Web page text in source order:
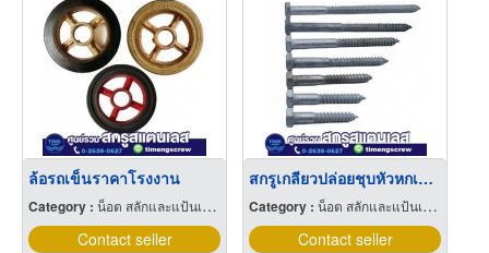
ล้อรถเข็นราคาโรงงาน
Category : น็อต สลักและแป้นเกลียว
Contact seller
สกรูเกลียวปล่อยชุบหัวหกเหลี่ยม
Category :น็อต สลักและแป้นเกลียว
Contact seller